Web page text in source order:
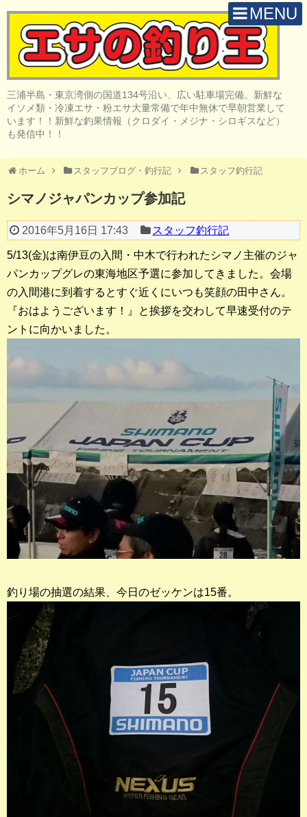
MENU
三浦半島・東京湾側の国道134号沿い、広い駐車場完備。新鮮な
イソメ類・冷凍エサ・粉エサ大量常備で年中無休で早朝営業して
います！！新鮮な釣果情報（クロダイ・メジナ・シロギスなど）
も発信中！！
ホーム スタッフブログ・釣行記 スタッフ釣行記
シマノジャパンカップ参加記
2016年5月16日 17:43 スタッフ釣行記
5/13(金)は南伊豆の入間・中木で行われたシマノ主催のジャ
パンカップグレの東海地区予選に参加してきました。会場
の入間港に到着するとすぐ近くにいつも笑顔の田中さん。
『おはようございます！』と挨拶を交わして早速受付のテ
ントに向かいました。
釣り場の抽選の結果、今日のゼッケンは15番。
H O M E
取 扱 商 品
釣 果 情 報
陸っぱりルアー
船・ボート釣り
釣果ランキング
2023年 メジナ部門
歴代釣果ランキング
クロダイ部門
メジナ部門
シロギス部門
過去の釣果ランキング
スタッフブログ
店長釣行記
スタッフ釣行記
釣果投稿フォーム
お問い合わせ